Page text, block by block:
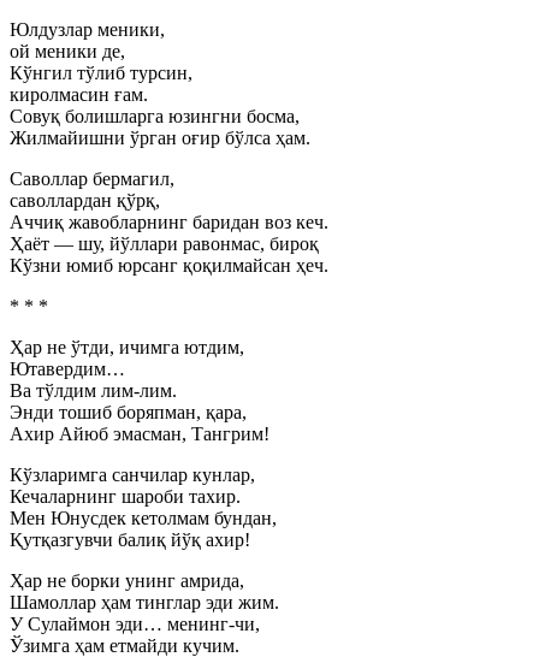
Юлдузлар меники,
ой меники де,
Кўнгил тўлиб турсин,
киролмасин ғам.
Совуқ болишларга юзингни босма,
Жилмайишни ўрган оғир бўлса ҳам.
Саволлар бермагил,
саволлардан қўрқ,
Аччиқ жавобларнинг баридан воз кеч.
Ҳаёт — шу, йўллари равонмас, бироқ
Кўзни юмиб юрсанг қоқилмайсан ҳеч.
* * *
Ҳар не ўтди, ичимга ютдим,
Ютавердим…
Ва тўлдим лим-лим.
Энди тошиб боряпман, қара,
Ахир Айюб эмасман, Тангрим!
Кўзларимга санчилар кунлар,
Кечаларнинг шароби тахир.
Мен Юнусдек кетолмам бундан,
Қутқазгувчи балиқ йўқ ахир!
Ҳар не борки унинг амрида,
Шамоллар ҳам тинглар эди жим.
У Сулаймон эди… менинг-чи,
Ўзимга ҳам етмайди кучим.